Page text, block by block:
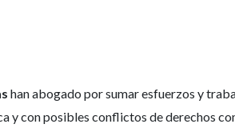
han abogado por sumar esfuerzos y
y con posibles conflictos de derechos